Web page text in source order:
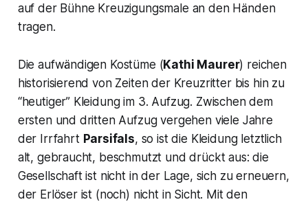
auf der Bühne Kreuzigungsmale an den Händen
tragen.
Die aufwändigen Kostüme (Kathi Maurer) reichen
historisierend von Zeiten der Kreuzritter bis hin zu
“heutiger” Kleidung im 3. Aufzug. Zwischen dem
ersten und dritten Aufzug vergehen viele Jahre
der Irrfahrt Parsifals, so ist die Kleidung letztlich
alt, gebraucht, beschmutzt und drückt aus:die
Gesellschaft ist nicht in der Lage, sich zu erneuern,
der Erlöser ist (noch) nicht in Sicht. Mit den